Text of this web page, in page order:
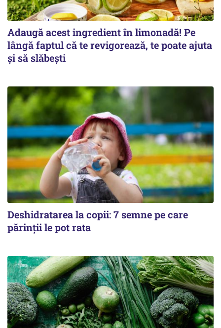
Adaugă acest ingredient în limonadă! Pe
lângă faptul că te revigorează, te poate ajuta
și să slăbești
Deshidratarea la copii: 7 semne pe care
părinții le pot rata